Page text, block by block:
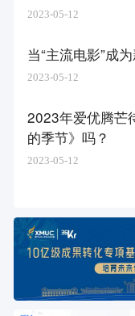
2023-05-12
当“主流电影”成
2023-05-12
2023年爱优腾芒
的季节》吗？
2023-05-12